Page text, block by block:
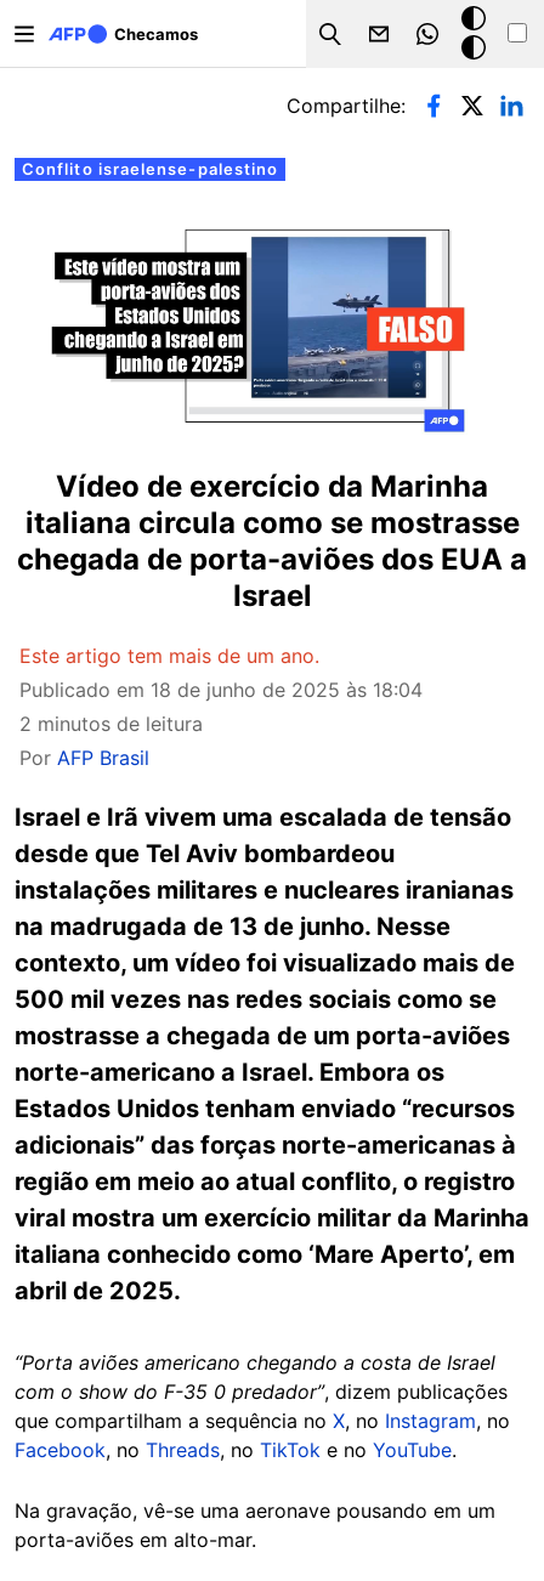
Checamos
Search
Modo
escuro
Abas primárias
Conflito israelense-palestino
Compartilhe:
Vídeo de exercício da Marinha
italiana circula como se mostrasse
chegada de porta-aviões dos EUA a
Israel
Este artigo tem mais de um ano.
Publicado em 18 de junho de 2025 às 18:04
2 minutos de leitura
Por AFP Brasil
Israel e Irã vivem uma escalada de tensão
desde que Tel Aviv bombardeou
instalações militares e nucleares iranianas
na madrugada de 13 de junho. Nesse
contexto, um vídeo foi visualizado mais de
500 mil vezes nas redes sociais como se
mostrasse a chegada de um porta-aviões
norte-americano a Israel. Embora os
Estados Unidos tenham enviado “recursos
adicionais” das forças norte-americanas à
região em meio ao atual conflito, o registro
viral mostra um exercício militar da Marinha
italiana conhecido como ‘Mare Aperto’, em
abril de 2025.
“Porta aviões americano chegando a costa de Israel
com o show do F-35 0 predador”, dizem publicações
que compartilham a sequência no X, no Instagram, no
Facebook, no Threads, no TikTok e no YouTube.
Na gravação, vê-se uma aeronave pousando em um
porta-aviões em alto-mar.